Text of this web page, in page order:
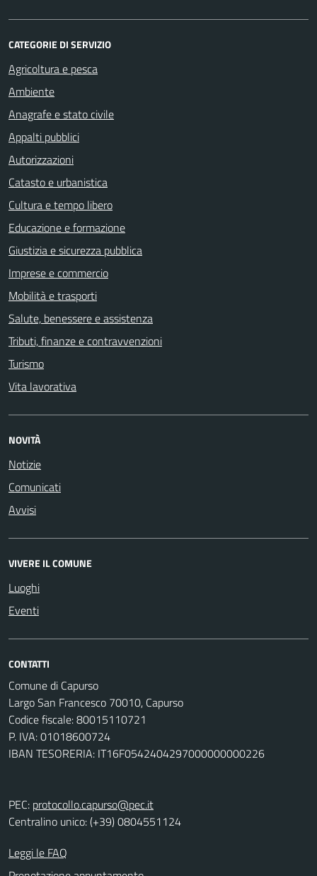
CATEGORIE DI SERVIZIO
Agricoltura e pesca
Ambiente
Anagrafe e stato civile
Appalti pubblici
Autorizzazioni
Catasto e urbanistica
Cultura e tempo libero
Educazione e formazione
Giustizia e sicurezza pubblica
Imprese e commercio
Mobilità e trasporti
Salute, benessere e assistenza
Tributi, finanze e contravvenzioni
Turismo
Vita lavorativa
NOVITÀ
Notizie
Comunicati
Avvisi
VIVERE IL COMUNE
Luoghi
Eventi
CONTATTI
Comune di Capurso
Largo San Francesco 70010, Capurso
Codice fiscale: 80015110721
P. IVA: 01018600724
IBAN TESORERIA: IT16F0542404297000000000226
PEC: protocollo.capurso@pec.it
Centralino unico: (+39) 0804551124
Leggi le FAQ